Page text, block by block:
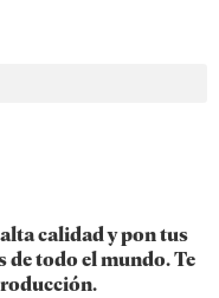
calidad y pon tus
todo el mundo. Te